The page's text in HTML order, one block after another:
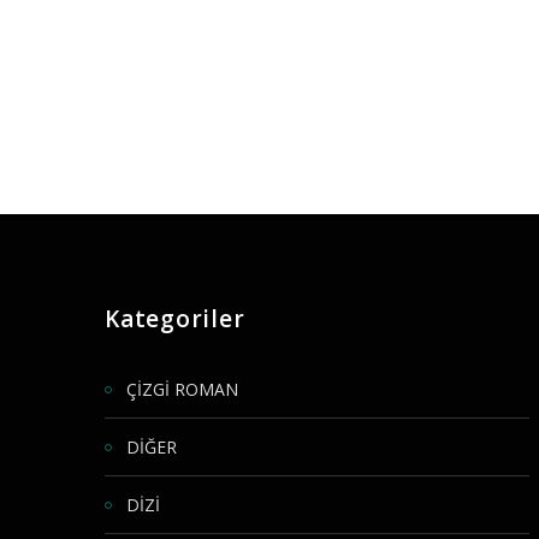
Kategoriler
ÇİZGİ ROMAN
DİĞER
DİZİ